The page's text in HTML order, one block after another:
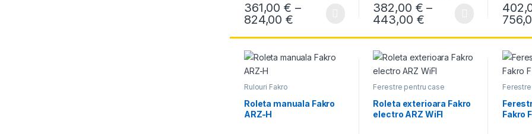
o
f
5
361,00€ –
824,00€Interval de prețuri: 361,00 € până la
Acest produs are mai multe variații. Opțiunile pot fi alese în pagina
o
5
382,00 € –
443,00 €Interval de prețuri:
Acest produs are mai multe variații.
o
f
5
Acest
Rulouri Fakro
Roleta manuala Fakro
ARZ-H
Ferestre pentru case
inteligente WIfI
Roleta exterioara Fakro
electro ARZ WiFI
Fakro